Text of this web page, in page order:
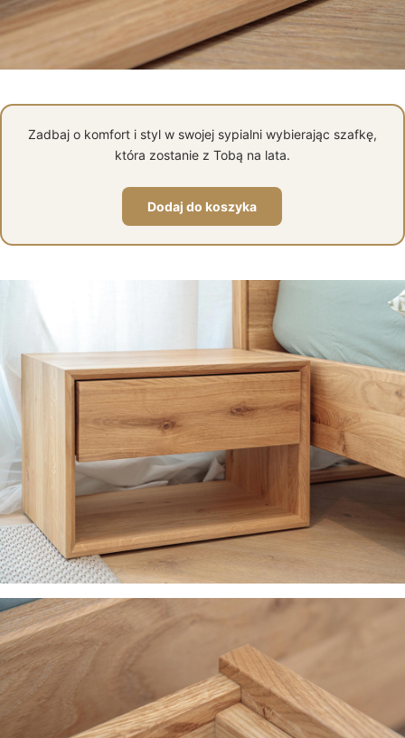
Zadbaj o komfort i styl w swojej sypialni wybierając szafkę,
która zostanie z Tobą na lata.
Dodaj do koszyka